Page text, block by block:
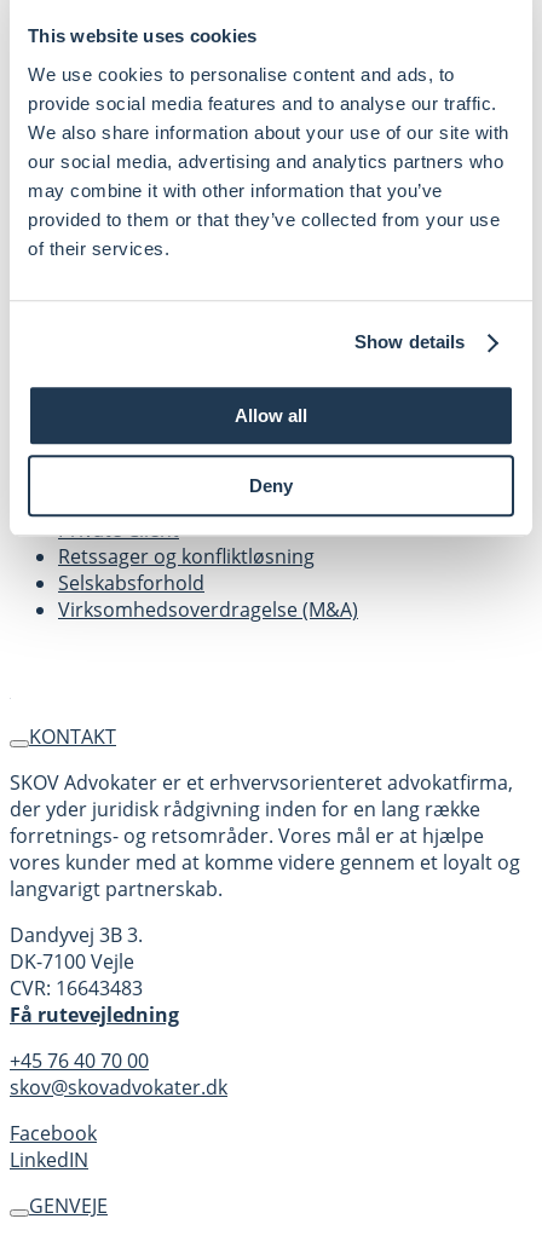
This website uses cookies
We use cookies to personalise content and ads, to
provide social media features and to analyse our traffic.
We also share information about your use of our site with
our social media, advertising and analytics partners who
may combine it with other information that you’ve
provided to them or that they’ve collected from your use
of their services.
Show details
Allow all
Deny
Ansættelses- og arbejdsforhold
Bestyrelses- og ledelsesrådgivning
Bolighandler
Entreprise
Fast ejendom & projektudvikling
Finansiering
Forsikring og erstatning
GDPR
Generationsskifte
Kontrakter
Leje-/erhvervslejeforhold
Markedsføringsforhold
Miljø, forsyning og infrastruktur
Private Client
Retssager og konfliktløsning
Selskabsforhold
Virksomhedsoverdragelse (M&A)
KONTAKT
SKOV Advokater er et erhvervsorienteret advokatfirma,
der yder juridisk rådgivning inden for en lang række
forretnings- og retsområder. Vores mål er at hjælpe
vores kunder med at komme videre gennem et loyalt og
langvarigt partnerskab.
Dandyvej 3B 3.
DK-7100 Vejle
CVR: 16643483
Få rutevejledning
+45 76 40 70 00
skov@skovadvokater.dk
Facebook
LinkedIN
GENVEJE